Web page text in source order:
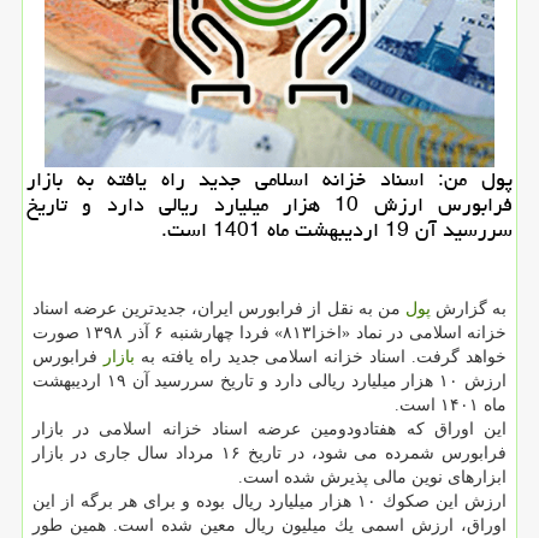
پول من: اسناد خزانه اسلامی جدید راه یافته به بازار
فرابورس ارزش 10 هزار میلیارد ریالی دارد و تاریخ
سررسید آن 19 اردیبهشت ماه 1401 است.
به گزارش پول من به نقل از فرابورس ایران، جدیدترین عرضه اسناد
خزانه اسلامی در نماد «اخزا۸۱۳» فردا چهارشنبه ۶ آذر ۱۳۹۸ صورت
خواهد گرفت. اسناد خزانه اسلامی جدید راه یافته به بازار
فرابورس
ارزش ۱۰ هزار میلیارد ریالی دارد و تاریخ سررسید آن ۱۹ اردیبهشت
ماه ۱۴۰۱ است.
این اوراق كه هفتادودومین عرضه اسناد خزانه اسلامی در بازار
فرابورس شمرده می شود، در تاریخ ۱۶ مرداد سال جاری در بازار
ابزارهای نوین مالی پذیرش شده است.
ارزش این صكوك ۱۰ هزار میلیارد ریال بوده و برای هر برگه از این
اوراق، ارزش اسمی یك میلیون ریال معین شده است. همین طور